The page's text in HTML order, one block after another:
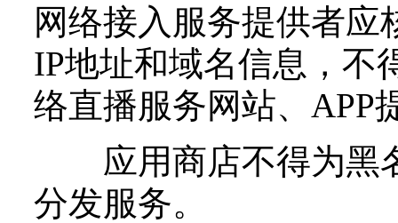
网络接入服务提供者应
IP地址和域名信息，不
络直播服务网站、APP
应用商店不得为黑
分发服务。